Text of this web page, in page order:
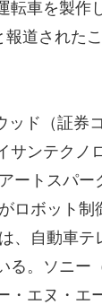
転車を製作
道された
ド（証券
ンテクノ
ートスパー
ロボット制
、自動車テ
。ソニー
エヌ・エ